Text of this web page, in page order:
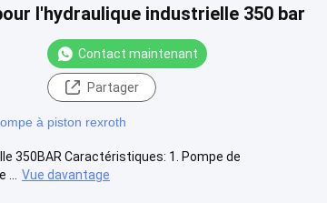
l'hydraulique industrielle 350 bar
Contact maintenant
Partager
à piston rexroth
350BAR Caractéristiques: 1. Pompe de
Vue davantage